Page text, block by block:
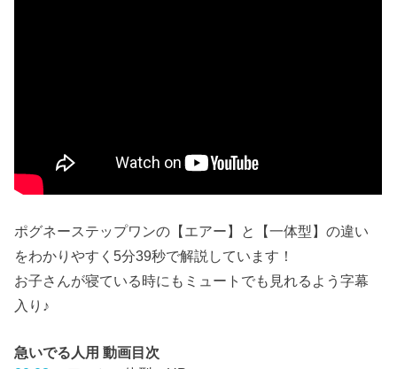
ポグネーステップワンの【エアー】と【一体型】の違い
をわかりやすく5分39秒で解説しています！
お子さんが寝ている時にもミュートでも見れるよう字幕
入り♪
急いでる人用 動画目次